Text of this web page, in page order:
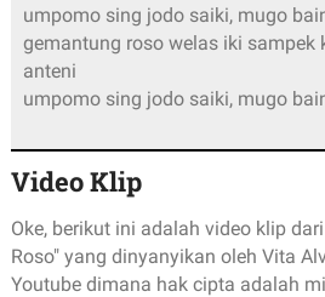
umpomo sing jodo saiki, mugo
gemantung roso welas iki sampek
anteni
umpomo sing jodo saiki, mugo
Video Klip
Oke, berikut ini adalah video klip
Roso" yang dinyanyikan oleh Vita
Youtube dimana hak cipta adalah